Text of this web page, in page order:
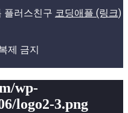
플러스친구 코딩애플 (링크)
제 금지
wp-
logo2-3.png